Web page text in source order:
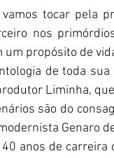
vamos tocar pela
nos
propósito de
de toda
Liminha,
são do
Genaro
anos de carreira